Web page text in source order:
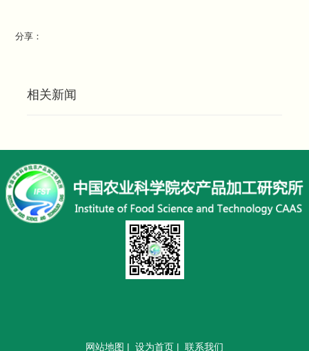
分享：
相关新闻
网站地图 | 设为首页 | 联系我们